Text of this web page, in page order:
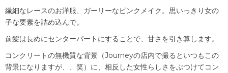
繊細なレースのお洋服、ガーリーなピンクメイク。思いっきり女の
子な要素を詰め込んで。
前髪は長めにセンターパートにすることで、甘さを引き算します。
コンクリートの無機質な背景（Journeyの店内で撮るといつもこの
背景になりますが、、笑）に、相反した女性らしさをぶつけてコン